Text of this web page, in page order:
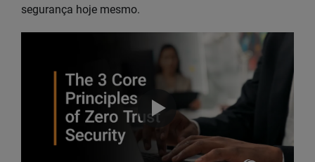
segurança hoje mesmo.